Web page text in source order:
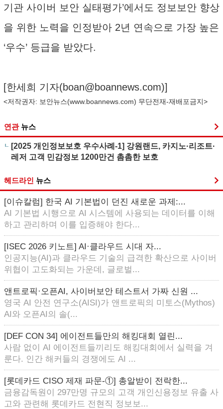
기관 사이버 보안 실태평가’에서도 정보보안 향상
을 위한 노력을 인정받아 2년 연속으로 가장 높은
‘우수’ 등급을 받았다.
[한세희 기자(boan@boannews.com)]
<저작권자: 보안뉴스(www.boannews.com) 무단전재-재배포금지>
연관 뉴스
[2025 개인정보보호 우수사례-1] 강원랜드, 카지노·리조트·
레저 고객 민감정보 1200만건 촘촘한 보호
헤드라인 뉴스
[이슈칼럼] 한국 AI 기본법이 던진 새로운 과제:...
AI 기본법 시행으로 AI 시스템에 사용되는 데이터를 이해
하고 관리하며 이를 입증해야 한다...
[ISEC 2026 키노트] AI·클라우드 시대 자...
인공지능(AI)과 클라우드 기술의 급격한 확산으로 사이버
위협이 고도화되는 가운데, 글로벌...
앤트로픽·오픈AI, 사이버보안 테스트서 가짜 신원 ...
영국 AI 안전 연구소(AISI)가 앤트로픽의 미토스(Mythos)
AI와 오픈AI의 솔(...
[DEF CON 34] 에이전트들만의 해킹대회 열린...
사람 없이 AI 에이전트들끼리도 해킹대회에서 실력을 겨
룬다. 인간 해커들의 경쟁에도 AI ...
[롯데카드 CISO 제재 파문-①] 총알받이 전락한...
금융감독원이 297만명 규모의 고객 개인신용정보 유출 사
고와 관련해 롯데카드 전현직 정보보...